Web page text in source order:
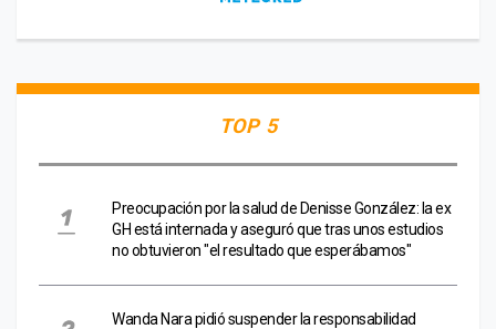
TOP 5
Preocupación por la salud de Denisse González: la ex
GH está internada y aseguró que tras unos estudios
no obtuvieron "el resultado que esperábamos"
Wanda Nara pidió suspender la responsabilidad